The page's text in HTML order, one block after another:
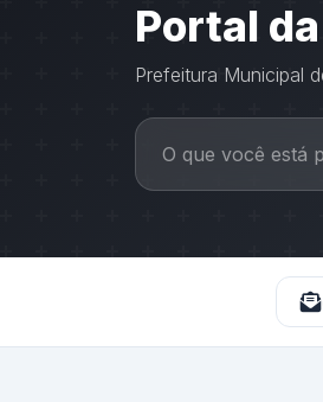
Portal
Prefeitura Municipal